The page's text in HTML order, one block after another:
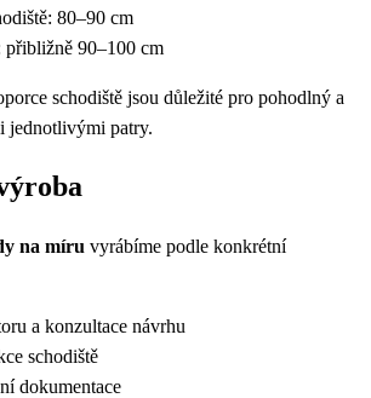
80–90 cm
přibližně 90–100 cm
schodiště jsou důležité pro pohodlný a
jednotlivými patry.
na míru vyrábíme podle konkrétní
a konzultace návrhu
schodiště
dokumentace